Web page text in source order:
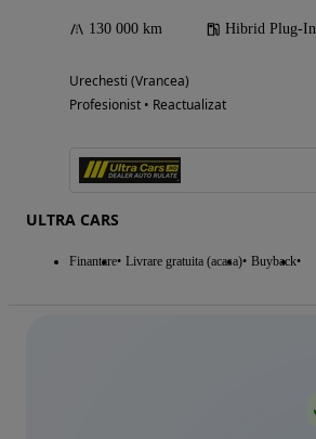
130 000 km Hibrid Plug-In
Urechesti (Vrancea)
Profesionist • Reactualizat
ULTRA CARS
Finantare Livrare gratuita (acasa) Buyback